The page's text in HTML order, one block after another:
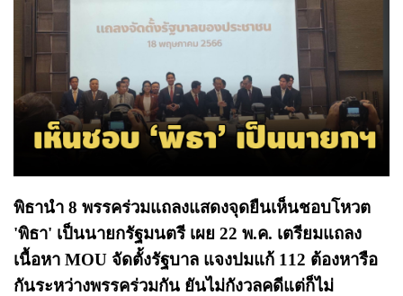
พิธานำ 8 พรรคร่วมแถลงแสดงจุดยืนเห็นชอบโหวต
'พิธา' เป็นนายกรัฐมนตรี เผย 22 พ.ค. เตรียมแถลง
เนื้อหา MOU จัดตั้งรัฐบาล แจงปมแก้ 112 ต้องหารือ
กันระหว่างพรรคร่วมกัน ยันไม่กังวลคดีแต่ก็ไม่